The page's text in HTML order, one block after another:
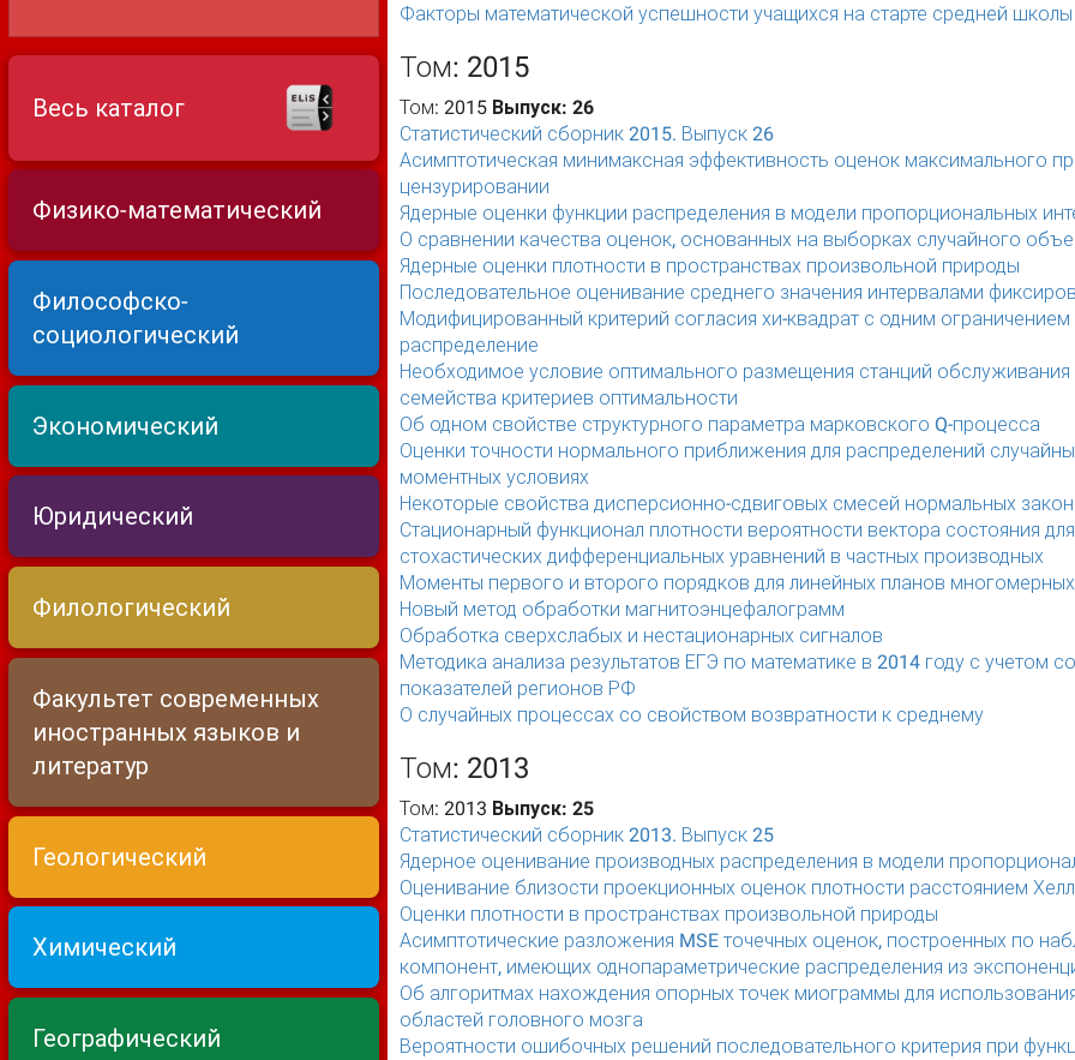
Весь каталог
Физико-математический
Философско-
социологический
Экономический
Юридический
Филологический
Факультет современных
иностранных языков и
литератур
Геологический
Химический
Географический
Факторы математической успешности учащихся на старте средней школы
Том: 2015
Том: 2015 Выпуск: 26
Статистический сборник 2015. Выпуск 26
Асимптотическая минимаксная эффективность оценок максимального
цензурировании
Ядерные оценки функции распределения в модели пропорциональных
О сравнении качества оценок, основанных на выборках случайного
Ядерные оценки плотности в пространствах произвольной природы
Последовательное оценивание среднего значения интервалами
Модифицированный критерий согласия хи-квадрат с одним ограничением
распределение
Необходимое условие оптимального размещения станций обслуживания
семейства критериев оптимальности
Об одном свойстве структурного параметра марковского Q-процесса
Оценки точности нормального приближения для распределений
моментных условиях
Некоторые свойства дисперсионно-сдвиговых смесей нормальных
Стационарный функционал плотности вероятности вектора состояния
стохастических дифференциальных уравнений в частных производных
Моменты первого и второго порядков для линейных планов
Новый метод обработки магнитоэнцефалограмм
Обработка сверхслабых и нестационарных сигналов
Методика анализа результатов ЕГЭ по математике в 2014 году с учетом
показателей регионов РФ
О случайных процессах со свойством возвратности к среднему
Том: 2013
Том: 2013 Выпуск: 25
Статистический сборник 2013. Выпуск 25
Ядерное оценивание производных распределения в модели
Оценивание близости проекционных оценок плотности расстоянием
Оценки плотности в пространствах произвольной природы
Асимптотические разложения MSE точечных оценок, построенных по
компонент, имеющих однопараметрические распределения из
Об алгоритмах нахождения опорных точек миограммы для
областей головного мозга
Вероятности ошибочных решений последовательного критерия при